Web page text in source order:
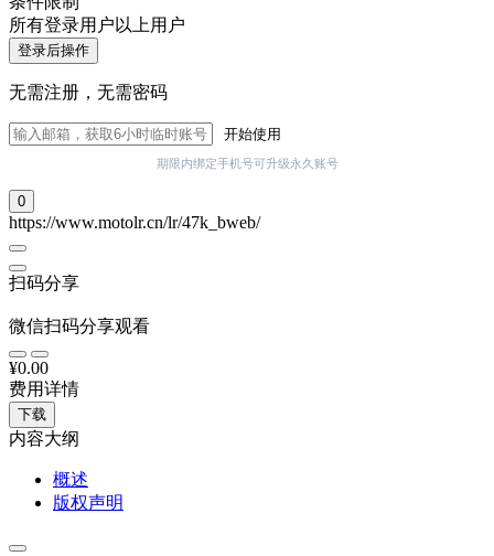
所有登录用户以上用户
登录后操作
无需注册，无需密码
开始使用
期限内绑定手机号可升级永久账号
0
https://www.motolr.cn/lr/47k_bweb/
扫码分享
微信扫码分享观看
¥0.00
费用详情
下载
内容大纲
概述
版权声明